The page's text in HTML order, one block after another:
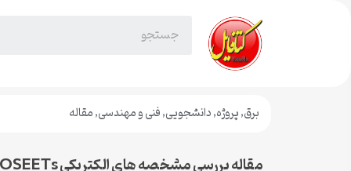
برق,پروژه,دانشجویی,فنی و مهندسی,مقاله
مقاله بررسی مشخصه های الکتریکی DG-SOI MOSEETs